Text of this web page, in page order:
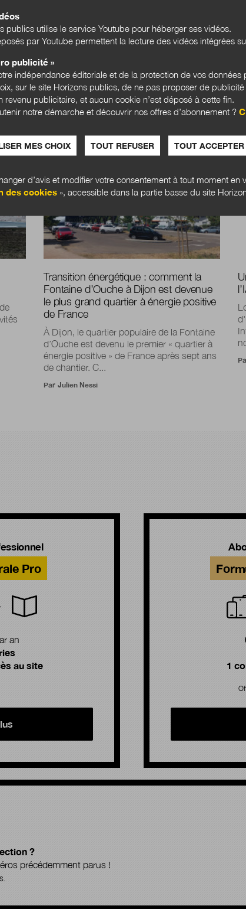
NATIONAL
GILETS JAUNES
ACTUALITÉS
Transition énergétique : comment la
Fontaine d’Ouche à Dijon est devenue
le plus grand quartier à énergie positive
de France
À Dijon, le quartier populaire de la Fontaine
d’Ouche est devenu le premier « quartier à
énergie positive » de France après sept ans
de chantier. C...
Par Julien Nessi
Pro
an
au site
1
?
précédemment parus !
publics utilise le service Youtube pour héberger ses vidéos.
par Youtube permettent la lecture des vidéos intégrées
publicité »
indépendance éditoriale et de la protection de vos données
sur le site Horizons publics, de ne pas proposer de publicité
revenu publicitaire, et aucun cookie n’est déposé à cette fin.
notre démarche et découvrir nos offres d’abonnement ?
MES CHOIX TOUT REFUSER TOUT ACCEPTER
d’avis et modifier votre consentement à tout moment en
des cookies », accessible dans la partie basse du site